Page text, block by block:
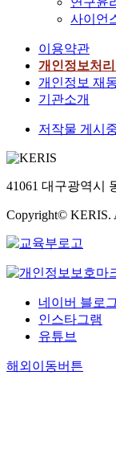
사이언
이용약관
개인정보처
개인정보 재
기관소개
저작물 게시
41061 대구광역시
Copyright© KERIS.
네이버 블로
인스타그램
유튜브
해외이동버튼